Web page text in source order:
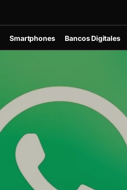
Smartphones Bancos Digitales